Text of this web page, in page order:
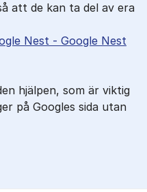
att de kan ta del av era
Nest - Google Nest
hjälpen, som är viktig
på Googles sida utan